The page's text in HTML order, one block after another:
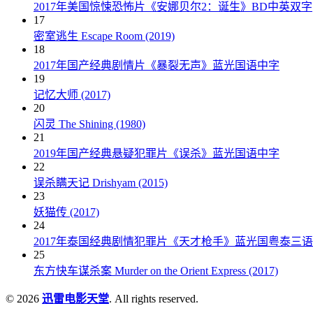
2017年美国惊悚恐怖片《安娜贝尔2：诞生》BD中英双字
17
密室逃生 Escape Room (2019)
18
2017年国产经典剧情片《暴裂无声》蓝光国语中字
19
记忆大师 (2017)
20
闪灵 The Shining (1980)
21
2019年国产经典悬疑犯罪片《误杀》蓝光国语中字
22
误杀瞒天记 Drishyam (2015)
23
妖猫传 (2017)
24
2017年泰国经典剧情犯罪片《天才枪手》蓝光国粤泰三
25
东方快车谋杀案 Murder on the Orient Express (2017)
© 2026 迅雷电影天堂. All rights reserved.